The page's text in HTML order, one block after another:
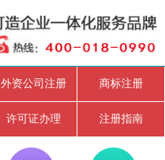
外资公司注册 商标注册
许可证办理 注册指南